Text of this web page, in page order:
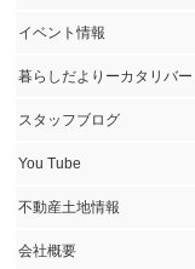
イベント情報
暮らしだよりーカタリバー
スタッフブログ
You Tube
不動産土地情報
会社概要